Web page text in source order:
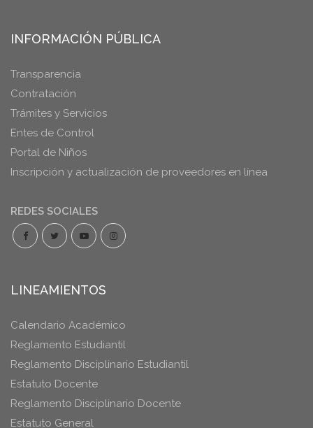
INFORMACIÓN PÚBLICA
Transparencia
Contratación
Trámites y Servicios
Entes de Control
Portal de Niños
Inscripción y actualización de proveedores en línea
REDES SOCIALES
LINEAMIENTOS
Calendario Académico
Reglamento Estudiantil
Reglamento Disciplinario Estudiantil
Estatuto Docente
Reglamento Disciplinario Docente
Estatuto General